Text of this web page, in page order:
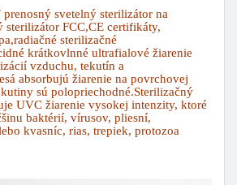
svetelný sterilizátor na
sterilizátor FCC,CE certifikáty,
sterilizačné
krátkovlnné ultrafialové žiarenie
vzduchu, tekutín a
absorbujú žiarenie na povrchovej
sú polopriechodné.Sterilizačný
UVC žiarenie vysokej intenzity, ktoré
baktérií, vírusov, pliesní,
kvasníc, rias, trepiek, protozoa